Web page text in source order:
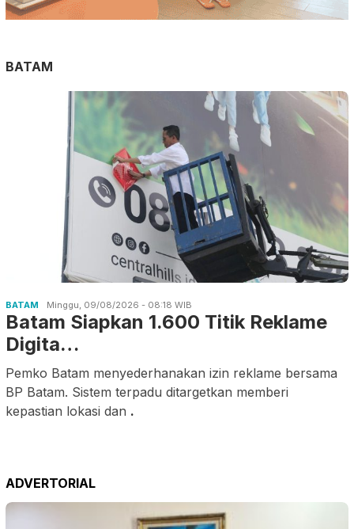
BATAM
BATAM Minggu, 09/08/2026 - 08:18 WIB
Batam Siapkan 1.600 Titik Reklame
Digita…
Pemko Batam menyederhanakan izin reklame bersama
BP Batam. Sistem terpadu ditargetkan memberi
kepastian lokasi dan .
ADVERTORIAL